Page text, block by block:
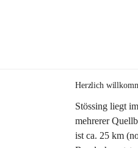
Herzlich
Stössing liegt
mehrerer
ist ca. 25 km